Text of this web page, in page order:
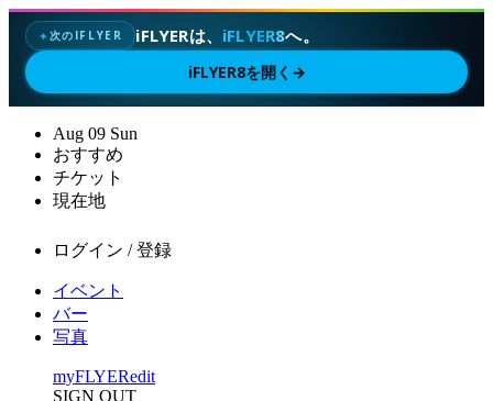
✦次のIFLYER iFLYERは、 iFLYER8へ。
iFLYER8を開く →
Aug 09 Sun
おすすめ
チケット
現在地
ログイン / 登録
イベント
バー
写真
myFLYERedit
SIGN OUT